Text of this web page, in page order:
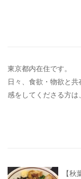
東京都内在住です。
日々、食欲・物欲と
感をしてくださる方は
【